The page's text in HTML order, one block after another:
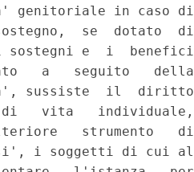
genitoriale in caso di
se  dotato  di
e  i  benefici
a   seguito   della
sussiste  il  diritto
di   vita   individuale,
strumento   di
i soggetti di cui al